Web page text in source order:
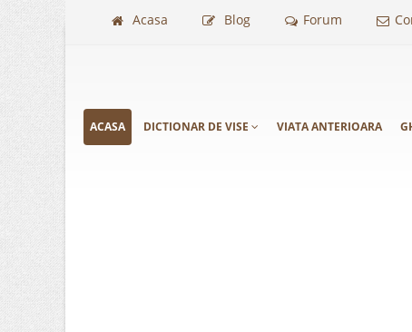
Acasa Blog Forum
ACASA DICTIONAR DE VISE VIATA ANTERIOARA